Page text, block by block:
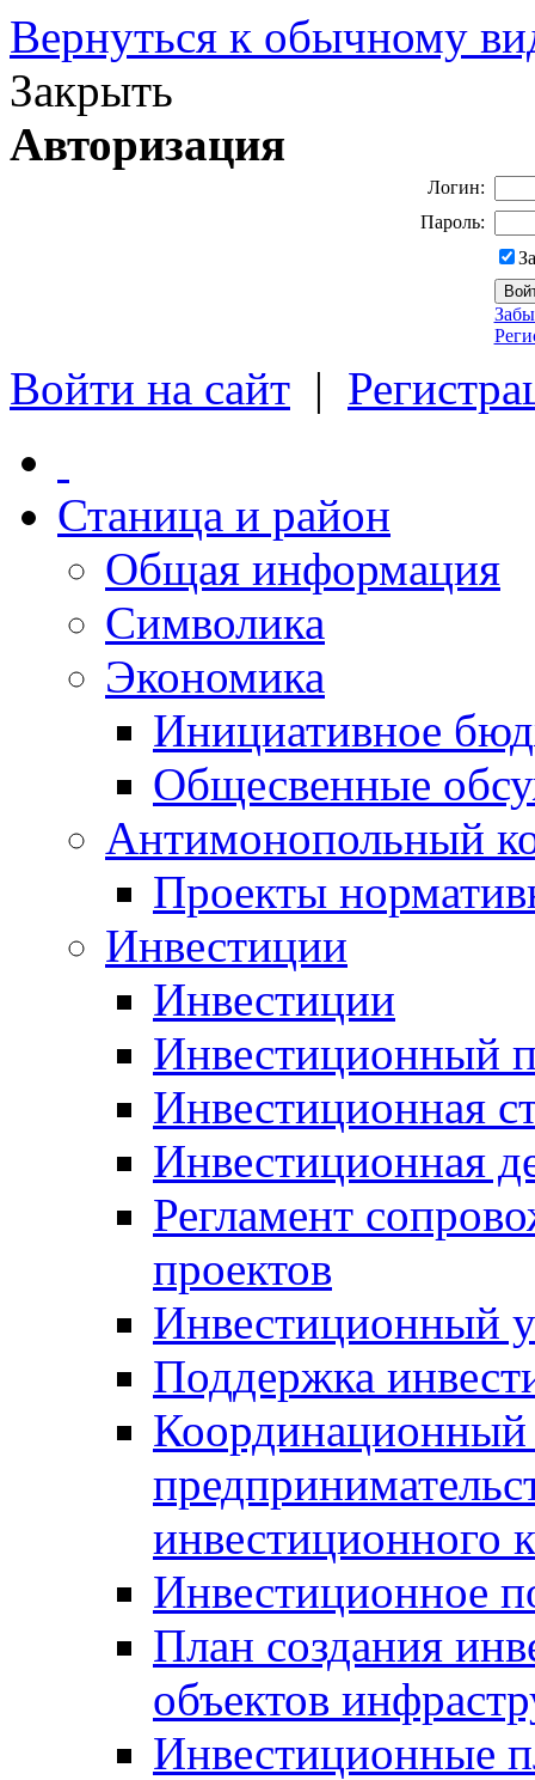
Вернуться к обычному
Закрыть
Авторизация
Логин:
Пароль:
Войти на сайт |
Станица и район
Общая информация
Символика
Экономика
Инициативное
Общесвенные
Антимонопольный
Проекты
Инвестиции
Инвестиции
Инвестиционный
Инвестиционная
Инвестиционная
Регламент
проектов
Инвестиционный
Поддержка
Координационный
инвестиционного
Инвестиционное
План создания
объектов
Инвестиционные